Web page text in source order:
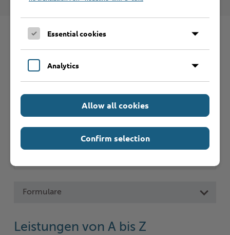
Schnelleinstieg
Seite auswählen
Online-Services
Formulare
Leistungen von A bis Z
Essential cookies
Analytics
Allow all cookies
Confirm selection